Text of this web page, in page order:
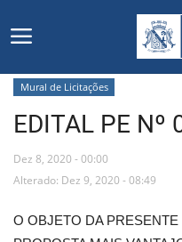
Início
Editais
Floriano
Mural de Licitações
EDITAL PE
Dez 8, 2020 - 00:00
Alterado: Dez 9, 2020 - 08:49
O OBJETO DA